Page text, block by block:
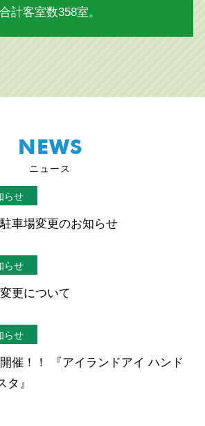
合計客室数358室。
NEWS
ニュース
らせ
車場変更のお知らせ
らせ
更について
らせ
催！！ 『アイランドアイ ハンド
タ』